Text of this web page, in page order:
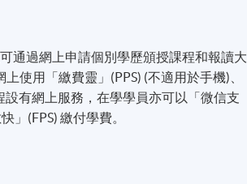
通過網上申請個別學歷頒授課程和報讀大
使用「繳費靈」(PPS) (不適用於手機)、
有網上服務，在學學員亦可以「微信支
」(FPS) 繳付學費。